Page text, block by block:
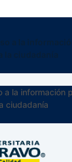
a la información
ciudadanía